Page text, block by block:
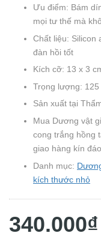
Ưu điểm: Bám
mọi tư thế mà
Chất liệu: Silicon
đàn hồi tốt
Kích cỡ: 13 x 3
Trọng lượng: 125
Sản xuất tại
Mua Dương vật
cong trắng hồng
giao hàng kín
Danh mục:
kích thước nhỏ
340.000₫